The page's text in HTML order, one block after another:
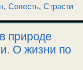
,Совесть,Страсти
природе
О жизни по